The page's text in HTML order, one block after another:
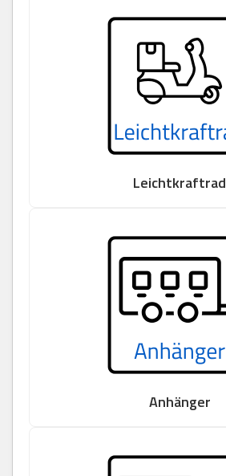
Leichtkraftrad
Anhänger